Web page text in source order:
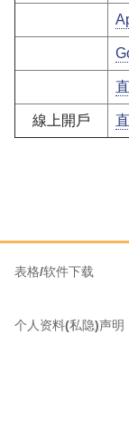
線上開戶
表格/软件下载
个人资料(私隐)声明